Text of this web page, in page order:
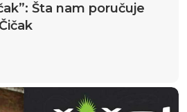
Šta nam poručuje